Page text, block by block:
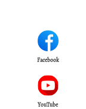
Facebook
YouTube